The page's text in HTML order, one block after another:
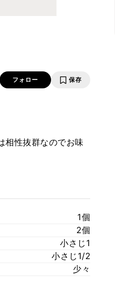
フォロー 保存
相性抜群なのでお味
1個
2個
小さじ1
小さじ1/2
少々